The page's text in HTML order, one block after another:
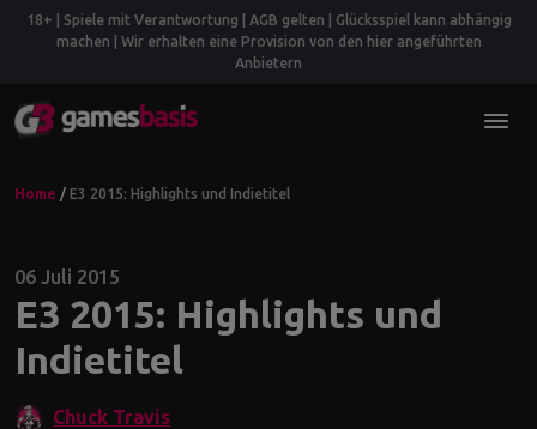
18+ | Spiele mit Verantwortung | AGB gelten | Glücksspiel kann abhängig
machen | Wir erhalten eine Provision von den hier angeführten
Anbietern
Home / E3 2015: Highlights und Indietitel
06 Juli 2015
E3 2015: Highlights und
Indietitel
Chuck Travis